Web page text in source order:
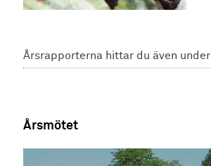
Årsrapporterna hittar du även under
Årsmötet